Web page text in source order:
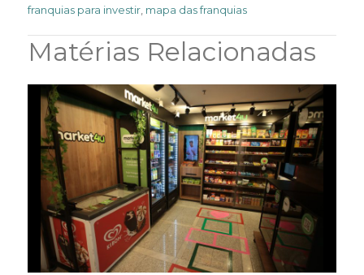
franquias para investir mapa das franquias
Matérias Relacionadas